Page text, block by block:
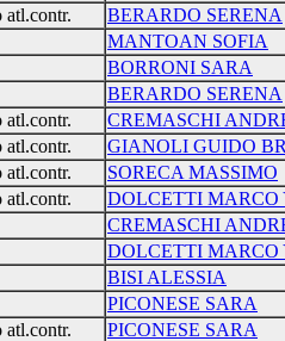
atl.contr.
BERARDO SERENA
MANTOAN SOFIA
BORRONI SARA
BERARDO SERENA
atl.contr.
CREMASCHI
atl.contr.
GIANOLI GUIDO
atl.contr.
SORECA MASSIMO
atl.contr.
DOLCETTI MARCO
CREMASCHI
DOLCETTI MARCO
BISI ALESSIA
PICONESE SARA
atl.contr.
PICONESE SARA